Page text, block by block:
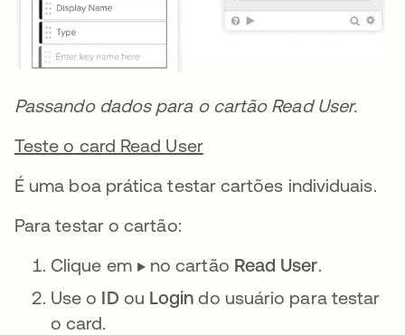
Passando dados para o cartão Read User.
Teste o card Read User
É uma boa prática testar cartões individuais.
Para testar o cartão:
Clique em ▶️ no cartão Read User.
Use o ID ou Login do usuário para testar
o card.